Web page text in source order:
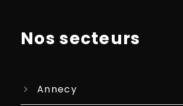
Nos secteurs
Annecy